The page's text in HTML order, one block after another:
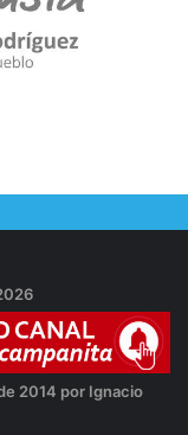
2014 por Ignacio